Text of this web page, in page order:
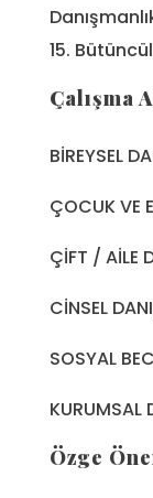
15.
Çalışma
BİREYSEL
ÇOCUK VE
ÇİFT / AİLE
CİNSEL
SOSYAL
KURUMSAL
Özge